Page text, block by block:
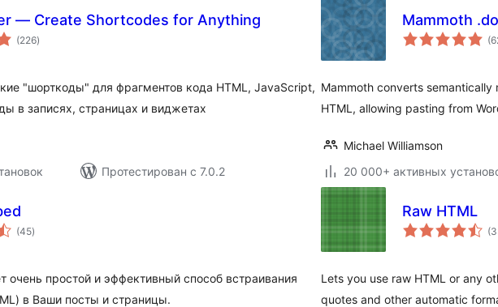
— Create Shortcodes for Anything
(226общий
рейтинг
)
"шорткоды" для фрагментов кода HTML, JavaScript,
в записях, страницах и виджетах
Протестирован с 7.0.2
Mammoth
Mammoth converts
HTML, allowing pasting from
Michael Williamson
20 000+ активных
(45общий
рейтинг
)
очень простой и эффективный способ встраивания
в Ваши посты и страницы.
Raw HTML
Lets you use raw HTML or any
quotes and other automatic